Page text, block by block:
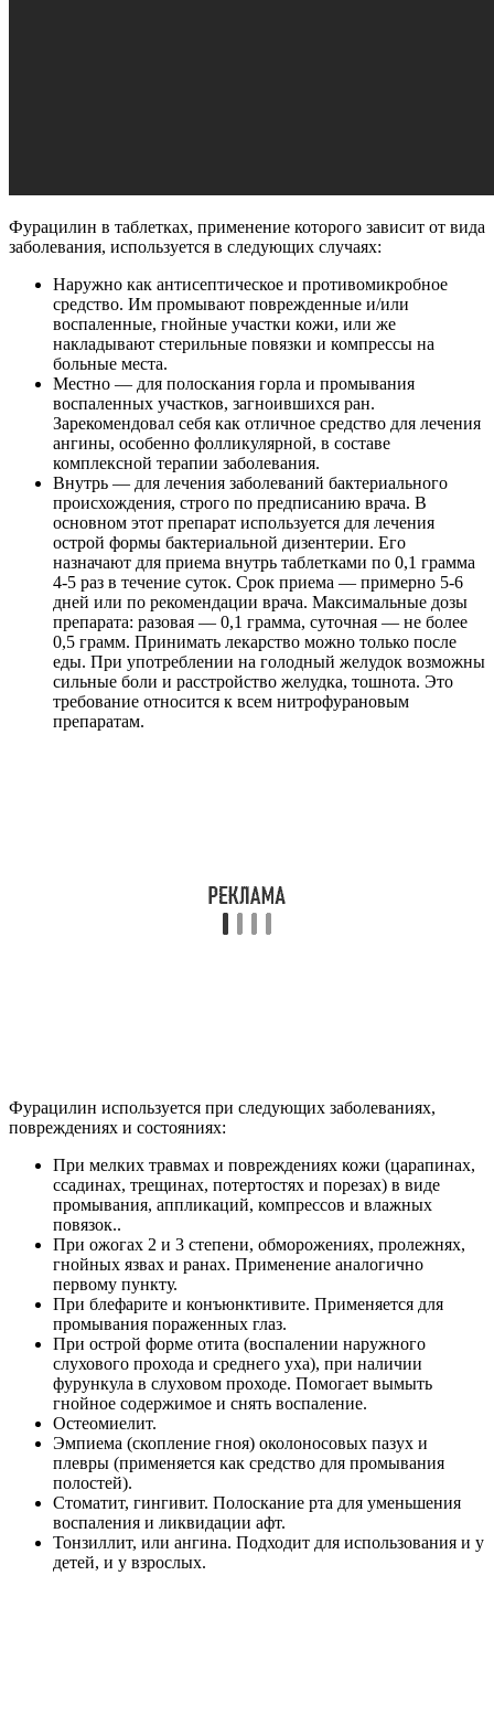
Фурацилин в таблетках, применение которого зависит от вида
заболевания, используется в следующих случаях:
Наружно как антисептическое и противомикробное
средство. Им промывают поврежденные и/или
воспаленные, гнойные участки кожи, или же
накладывают стерильные повязки и компрессы на
больные места.
Местно — для полоскания горла и промывания
воспаленных участков, загноившихся ран.
Зарекомендовал себя как отличное средство для лечения
ангины, особенно фолликулярной, в составе
комплексной терапии заболевания.
Внутрь — для лечения заболеваний бактериального
происхождения, строго по предписанию врача. В
основном этот препарат используется для лечения
острой формы бактериальной дизентерии. Его
назначают для приема внутрь таблетками по 0,1 грамма
4-5 раз в течение суток. Срок приема — примерно 5-6
дней или по рекомендации врача. Максимальные дозы
препарата: разовая — 0,1 грамма, суточная — не более
0,5 грамм. Принимать лекарство можно только после
еды. При употреблении на голодный желудок возможны
сильные боли и расстройство желудка, тошнота. Это
требование относится к всем нитрофурановым
препаратам.
Фурацилин используется при следующих заболеваниях,
повреждениях и состояниях:
При мелких травмах и повреждениях кожи (царапинах,
ссадинах, трещинах, потертостях и порезах) в виде
промывания, аппликаций, компрессов и влажных
повязок..
При ожогах 2 и 3 степени, обморожениях, пролежнях,
гнойных язвах и ранах. Применение аналогично
первому пункту.
При блефарите и конъюнктивите. Применяется для
промывания пораженных глаз.
При острой форме отита (воспалении наружного
слухового прохода и среднего уха), при наличии
фурункула в слуховом проходе. Помогает вымыть
гнойное содержимое и снять воспаление.
Остеомиелит.
Эмпиема (скопление гноя) околоносовых пазух и
плевры (применяется как средство для промывания
полостей).
Стоматит, гингивит. Полоскание рта для уменьшения
воспаления и ликвидации афт.
Тонзиллит, или ангина. Подходит для использования и у
детей, и у взрослых.